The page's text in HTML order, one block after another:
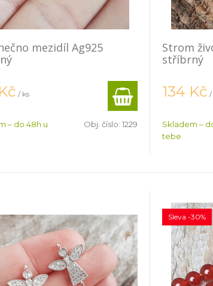
mezidíl Ag925
Kč / ks
– do 48h u
Obj. číslo: 1229
Strom
stříbrný
134 Kč /
Skladem –
tebe
Sleva -30%